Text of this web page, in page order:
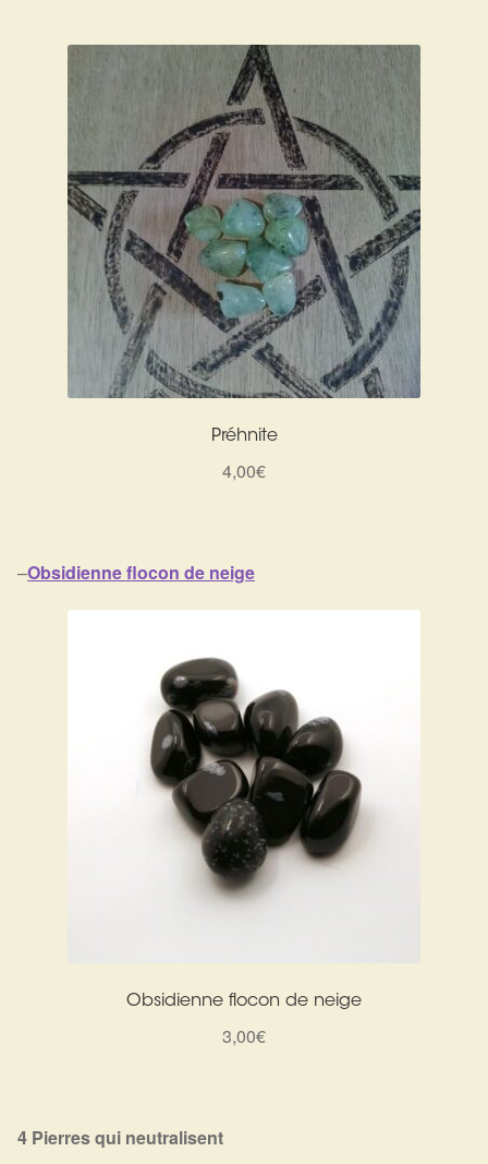
Préhnite
4,00€
–Obsidienne flocon de neige
Obsidienne flocon de neige
3,00€
4 Pierres qui neutralisent